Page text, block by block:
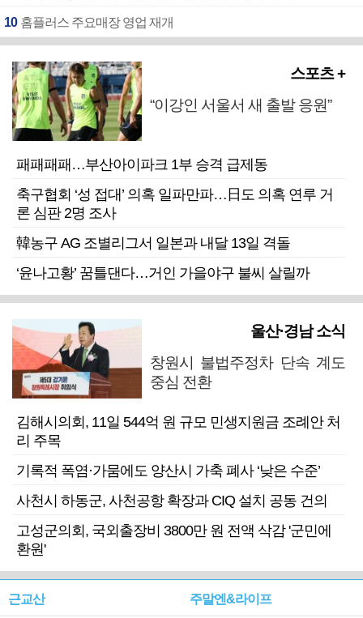
10 홈플러스 주요매장 영업 재개
스포츠 +
“이강인 서울서 새 출발 응원”
패패패패…부산아이파크 1부 승격 급제동
축구협회 ‘성 접대’ 의혹 일파만파…日도 의혹 연루 거
론 심판 2명 조사
韓농구 AG 조별리그서 일본과 내달 13일 격돌
‘윤나고황’ 꿈틀댄다…거인 가을야구 불씨 살릴까
울산·경남 소식
창원시 불법주정차 단속 계도
중심 전환
김해시의회, 11일 544억 원 규모 민생지원금 조례안 처
리 주목
기록적 폭염·가뭄에도 양산시 가축 폐사 ‘낮은 수준’
사천시 하동군, 사천공항 확장과 CIQ 설치 공동 건의
고성군의회, 국외출장비 3800만 원 전액 삭감 '군민에
환원'
근교산 주말엔&라이프